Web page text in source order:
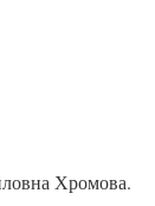
Хромова.